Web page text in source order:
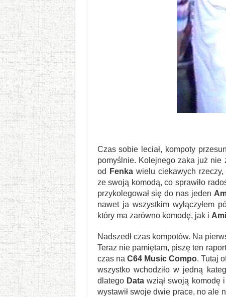
Czas sobie leciał, kompoty
pomyślnie. Kolejnego zaka już nie
od
Fenkawielu ciekawych rzeczy,
ze swoją komodą, co sprawiło
przykolegował się do nas jeden
nawet ja wszystkim wyłączyłem
który ma zarówno komodę, jak i
Nadszedł czas kompotów. Na
Teraz nie pamiętam, piszę ten
czas na C64 Music Compo. Tutaj
wszystko wchodziło w jedną
dlatego Datawziął swoją komodę
wystawił swoje dwie prace, no ale